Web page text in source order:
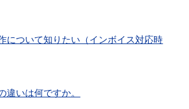
について知りたい（インボイス対応時
違いは何ですか。